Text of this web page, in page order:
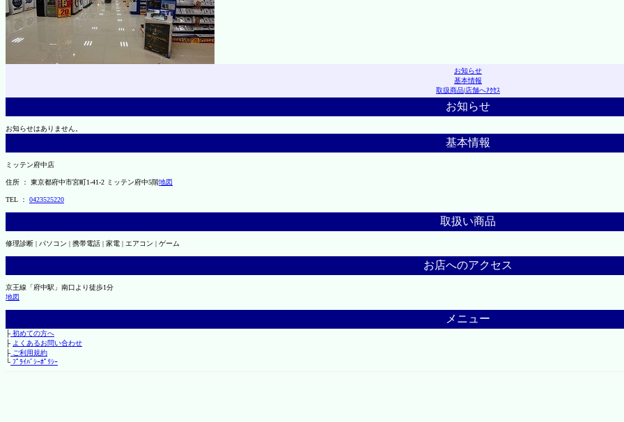
お知らせ
基本情報
取扱商品|店舗へｱｸｾｽ
お知らせ
お知らせはありません。
基本情報
ミッテン府中店
住所 ： 東京都府中市宮町1-41-2 ミッテン府中5階地図
TEL ： 0423525220
取扱い商品
修理診断 | パソコン | 携帯電話 | 家電 | エアコン | ゲーム
お店へのアクセス
京王線「府中駅」南口より徒歩1分
地図
メニュー
├初めての方へ
├ よくあるお問い合わせ
├ご利用規約
└ﾌﾟﾗｲﾊﾞｼｰﾎﾟﾘｼｰ